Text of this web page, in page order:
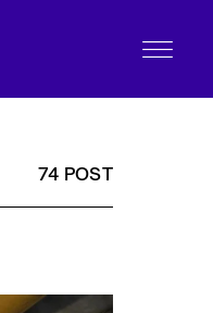
74 POST